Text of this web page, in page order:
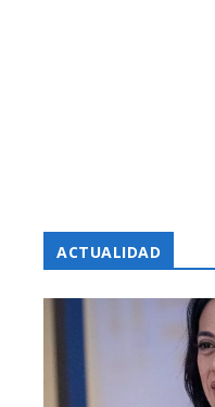
ACTUALIDAD